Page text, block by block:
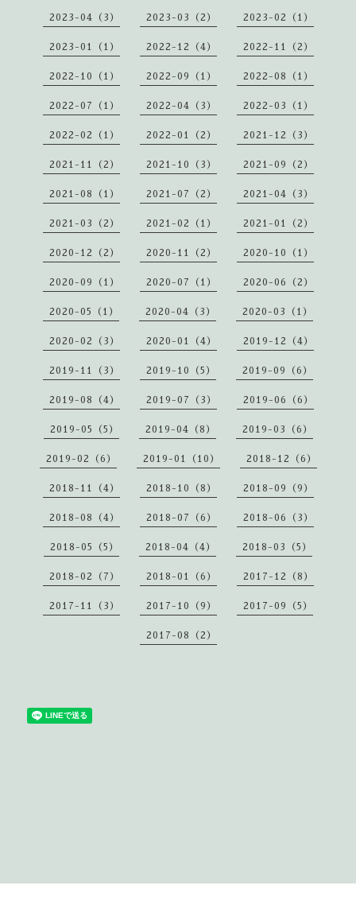
2023-04（3） 2023-03（2） 2023-02（1）
2023-01（1） 2022-12（4） 2022-11（2）
2022-10（1） 2022-09（1） 2022-08（1）
2022-07（1） 2022-04（3） 2022-03（1）
2022-02（1） 2022-01（2） 2021-12（3）
2021-11（2） 2021-10（3） 2021-09（2）
2021-08（1） 2021-07（2） 2021-04（3）
2021-03（2） 2021-02（1） 2021-01（2）
2020-12（2） 2020-11（2） 2020-10（1）
2020-09（1） 2020-07（1） 2020-06（2）
2020-05（1） 2020-04（3） 2020-03（1）
2020-02（3） 2020-01（4） 2019-12（4）
2019-11（3） 2019-10（5） 2019-09（6）
2019-08（4） 2019-07（3） 2019-06（6）
2019-05（5） 2019-04（8） 2019-03（6）
2019-02（6） 2019-01（10） 2018-12（6）
2018-11（4） 2018-10（8） 2018-09（9）
2018-08（4） 2018-07（6） 2018-06（3）
2018-05（5） 2018-04（4） 2018-03（5）
2018-02（7） 2018-01（6） 2017-12（8）
2017-11（3） 2017-10（9） 2017-09（5）
2017-08（2）